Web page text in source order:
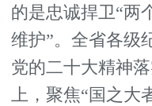
的是忠诚捍卫“两
维护”。全省各级
党的二十大精神
上，聚焦“国之大